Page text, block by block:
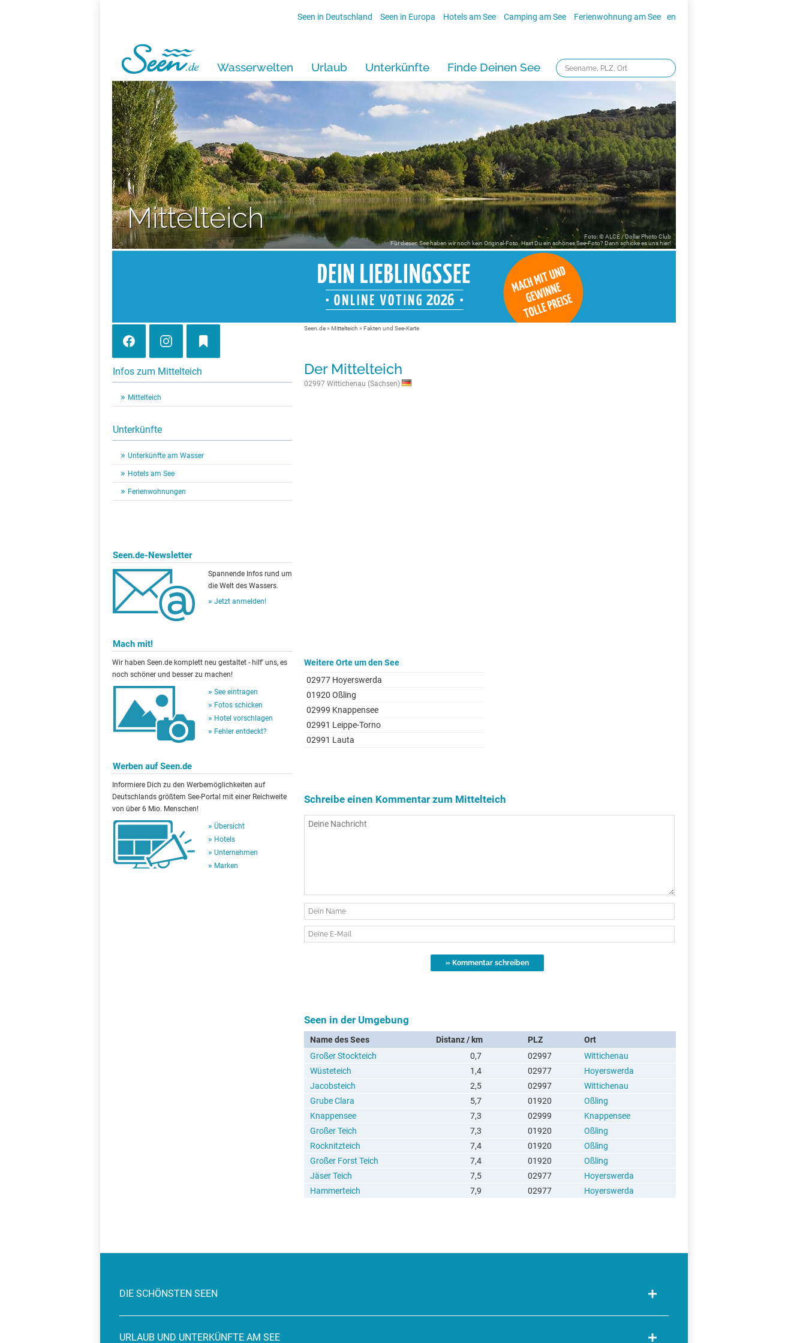
Seen in Deutschland Seen in Europa Hotels am See Camping am See Ferienwohnung am See en
Wasserwelten Urlaub Unterkünfte Finde Deinen See
Mittelteich
Foto: © ALCE / Dollar Photo Club
Für diesen See haben wir noch kein Original-Foto. Hast Du ein schönes See-Foto? Dann schicke es uns hier!
Infos zum Mittelteich
Mittelteich
Unterkünfte
Unterkünfte am Wasser
Hotels am See
Ferienwohnungen
Seen.de-Newsletter
Spannende Infos rund um
die Welt des Wassers.
Jetzt anmelden!
Mach mit!
Wir haben Seen.de komplett neu gestaltet - hilf' uns, es
noch schöner und besser zu machen!
See eintragen
Fotos schicken
Hotel vorschlagen
Fehler entdeckt?
Werben auf Seen.de
Informiere Dich zu den Werbemöglichkeiten auf
Deutschlands größtem See-Portal mit einer Reichweite
von über 6 Mio. Menschen!
Übersicht
Hotels
Unternehmen
Marken
Seen.de» Mittelteich » Fakten und See-Karte
Der Mittelteich
02997 Wittichenau (Sachsen)
Weitere Orte um den See
02977 Hoyerswerda
01920 Oßling
02999 Knappensee
02991 Leippe-Torno
02991 Lauta
Schreibe einen Kommentar zum Mittelteich
Seen in der Umgebung
Name des Sees Distanz / km PLZ
Ort
Großer Stockteich
0,7 02997
Wittichenau
Wüsteteich
1,4 02977
Hoyerswerda
Jacobsteich
2,5 02997
Wittichenau
Grube Clara
5,7 01920
Oßling
Knappensee
7,3 02999
Knappensee
Großer Teich
7,3 01920
Oßling
Rocknitzteich
7,4 01920
Oßling
Großer Forst Teich
7,4 01920
Oßling
Jäser Teich
7,5 02977
Hoyerswerda
Hammerteich
7,9 02977 Hoyerswerda
DIE SCHÖNSTEN SEEN
URLAUB UND UNTERKÜNFTE AM SEE